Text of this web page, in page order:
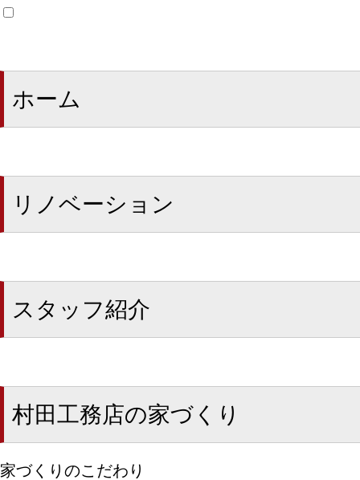
ホーム
リノベーション
スタッフ紹介
村田工務店の家づくり
家づくりのこだわり